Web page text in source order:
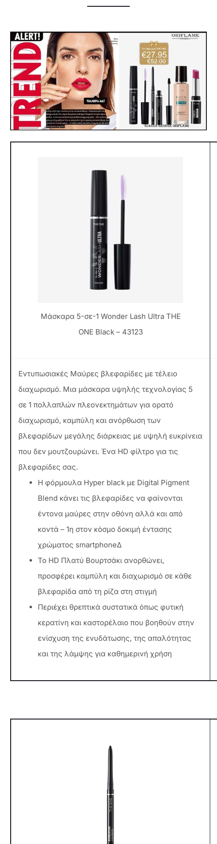
Μάσκαρα 5-σε-1 Wonder Lash Ultra ΤHE
ONE Black – 43123
Εντυπωσιακές Μαύρες βλεφαρίδες με τέλειο
διαχωρισμό. Μια μάσκαρα υψηλής τεχνολογίας 5
σε 1 πολλαπλών πλεονεκτημάτων για ορατό
διαχωρισμό, καμπύλη και ανόρθωση των
βλεφαρίδων μεγάλης διάρκειας με υψηλή ευκρίνεια
που δεν μουτζουρώνει. Ένα HD φίλτρο για τις
βλεφαρίδες σας.
Η φόρμουλα Hyper black με Digital Pigment
Blend κάνει τις βλεφαρίδες να φαίνονται
έντονα μαύρες στην οθόνη αλλά και από
κοντά – 1η στον κόσμο δοκιμή έντασης
χρώματος smartphoneΔ
Το HD Πλατύ Βουρτσάκι ανορθώνει,
προσφέρει καμπύλη και διαχωρισμό σε κάθε
βλεφαρίδα από τη ρίζα στη στιγμή
Περιέχει θρεπτικά συστατικά όπως φυτική
κερατίνη και καστορέλαιο που βοηθούν στην
ενίσχυση της ενυδάτωσης, της απαλότητας
και της λάμψης για καθημερινή χρήση